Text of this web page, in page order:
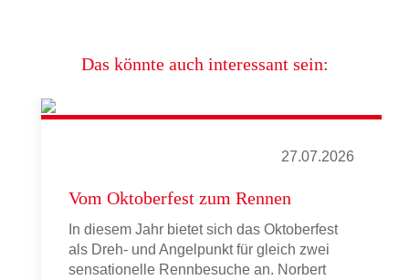
Das könnte auch interessant sein:
27.07.2026
Vom Oktoberfest zum Rennen
In diesem Jahr bietet sich das Oktoberfest
als Dreh- und Angelpunkt für gleich zwei
sensationelle Rennbesuche an. Norbert